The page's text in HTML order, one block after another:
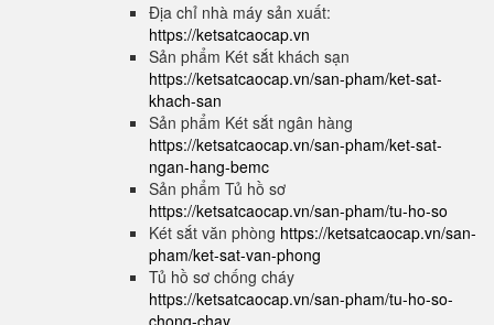
Địa chỉ nhà máy sản xuất:
https://ketsatcaocap.vn
Sản phẩm Két sắt khách sạn
https://ketsatcaocap.vn/san-pham/ket-sat-
khach-san
Sản phẩm Két sắt ngân hàng
https://ketsatcaocap.vn/san-pham/ket-sat-
ngan-hang-bemc
Sản phẩm Tủ hồ sơ
https://ketsatcaocap.vn/san-pham/tu-ho-so
Két sắt văn phòng https://ketsatcaocap.vn/san-
pham/ket-sat-van-phong
Tủ hồ sơ chống cháy
https://ketsatcaocap.vn/san-pham/tu-ho-so-
chong-chay